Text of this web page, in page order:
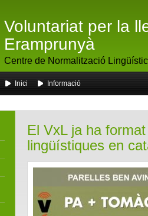
Voluntariat per la
Eramprunyà
Centre de Normalització
Inici Informació
El VxL ja ha
lingüístiques en